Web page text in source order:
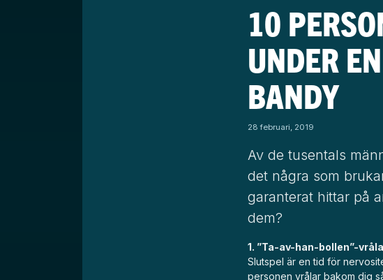
10
UNDER
BANDY
28 februari, 2019
Av de tusentals
det några som
garanterat hittar på
dem?
1. ”Ta-av-han-bollen”-
Slutspel är en tid för
personen vrålar bakom dig